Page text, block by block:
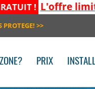
! L'offre
PROTEGE! >>
PRIX